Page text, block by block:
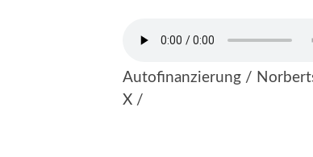
Autofinanzierung /
X /